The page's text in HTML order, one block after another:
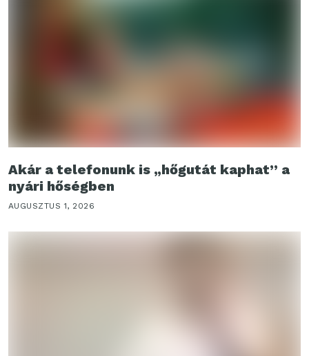
Akár a telefonunk is „hőgutát kaphat” a
nyári hőségben
AUGUSZTUS 1, 2026